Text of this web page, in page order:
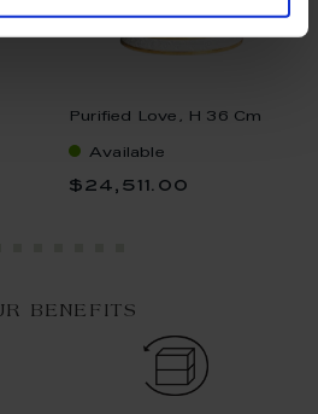
Purified Love, H 36 Cm
Available
$24,511.00
BENEFITS